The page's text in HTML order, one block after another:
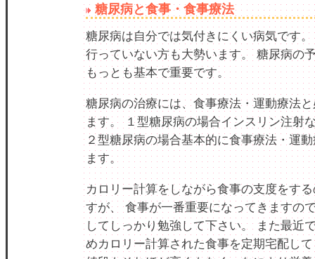
糖尿病と食事・食事療法
糖尿病は自分では気付きにくい病気です
行っていない方も大勢います。 糖尿病の
もっとも基本で重要です。
糖尿病の治療には、食事療法・運動療法
ます。 １型糖尿病の場合インスリン注射
２型糖尿病の場合基本的に食事療法・運
ます。
カロリー計算をしながら食事の支度をす
すが、 食事が一番重要になってきますの
してしっかり勉強して下さい。 また最近
めカロリー計算された食事を定期宅配し